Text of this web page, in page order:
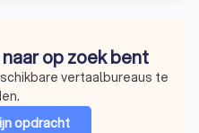
op zoek bent
vertaalbureaus te
opdracht